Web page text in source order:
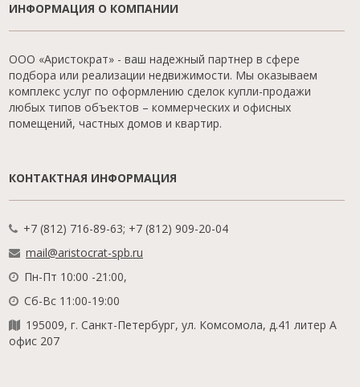
ИНФОРМАЦИЯ О КОМПАНИИ
ООО «Аристократ» - ваш надежный партнер в сфере
подбора или реализации недвижимости. Мы оказываем
комплекс услуг по оформлению сделок купли-продажи
любых типов объектов – коммерческих и офисных
помещений, частных домов и квартир.
КОНТАКТНАЯ ИНФОРМАЦИЯ
+7 (812) 716-89-63; +7 (812) 909-20-04
mail@aristocrat-spb.ru
Пн-Пт 10:00 -21:00,
Сб-Вс 11:00-19:00
195009, г. Санкт-Петербург, ул. Комсомола, д.41 литер А
офис 207